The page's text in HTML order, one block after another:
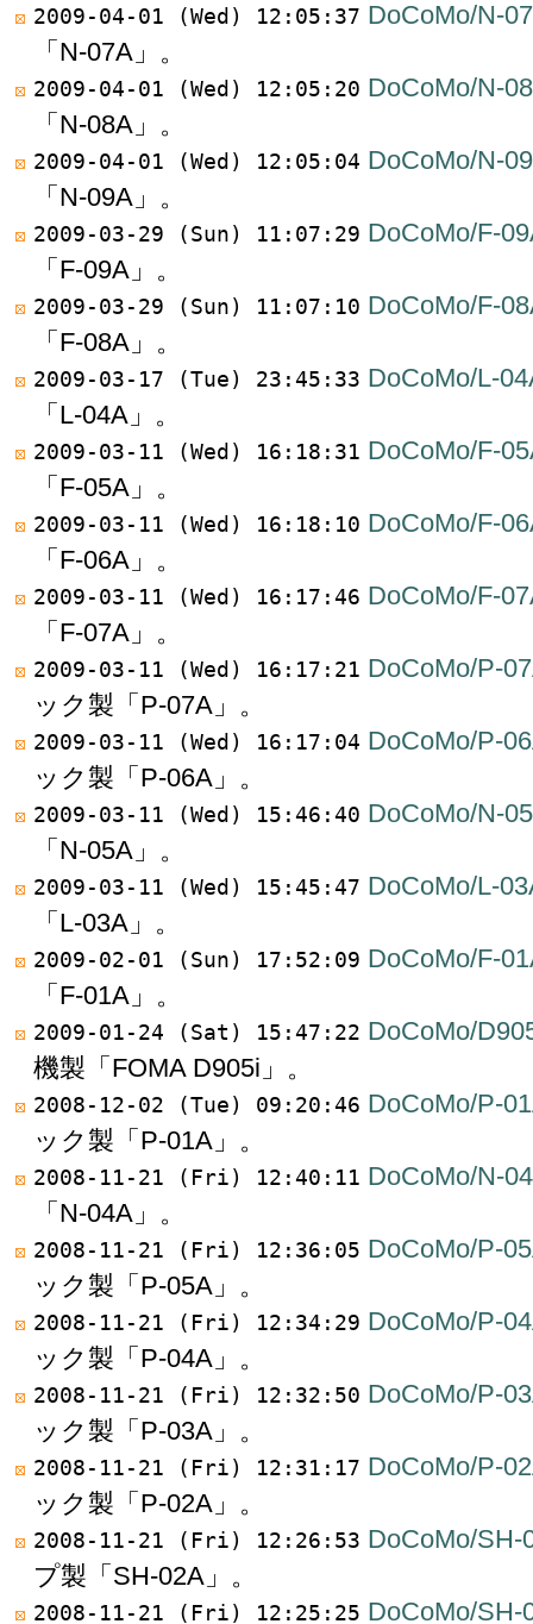
2009-04-01 (Wed) 12:05:37 DoCoMo/N-
「N-07A」。
2009-04-01 (Wed) 12:05:20 DoCoMo/N-
「N-08A」。
2009-04-01 (Wed) 12:05:04 DoCoMo/N-
「N-09A」。
2009-03-29 (Sun) 11:07:29 DoCoMo/F-
「F-09A」。
2009-03-29 (Sun) 11:07:10 DoCoMo/F-
「F-08A」。
2009-03-17 (Tue) 23:45:33 DoCoMo/L-
「L-04A」。
2009-03-11 (Wed) 16:18:31 DoCoMo/F-
「F-05A」。
2009-03-11 (Wed) 16:18:10 DoCoMo/F-
「F-06A」。
2009-03-11 (Wed) 16:17:46 DoCoMo/F-
「F-07A」。
2009-03-11 (Wed) 16:17:21 DoCoMo/P-
ック製「P-07A」。
2009-03-11 (Wed) 16:17:04 DoCoMo/P-
ック製「P-06A」。
2009-03-11 (Wed) 15:46:40 DoCoMo/N-
「N-05A」。
2009-03-11 (Wed) 15:45:47 DoCoMo/L-
「L-03A」。
2009-02-01 (Sun) 17:52:09 DoCoMo/F-
「F-01A」。
2009-01-24 (Sat) 15:47:22 DoCoMo/
機製「FOMA D905i」。
2008-12-02 (Tue) 09:20:46 DoCoMo/P-
ック製「P-01A」。
2008-11-21 (Fri) 12:40:11 DoCoMo/N-
「N-04A」。
2008-11-21 (Fri) 12:36:05 DoCoMo/P-
ック製「P-05A」。
2008-11-21 (Fri) 12:34:29 DoCoMo/P-
ック製「P-04A」。
2008-11-21 (Fri) 12:32:50 DoCoMo/P-
ック製「P-03A」。
2008-11-21 (Fri) 12:31:17 DoCoMo/P-
ック製「P-02A」。
2008-11-21 (Fri) 12:26:53 DoCoMo/SH-
プ製「SH-02A」。
2008-11-21 (Fri) 12:25:25 DoCoMo/SH-